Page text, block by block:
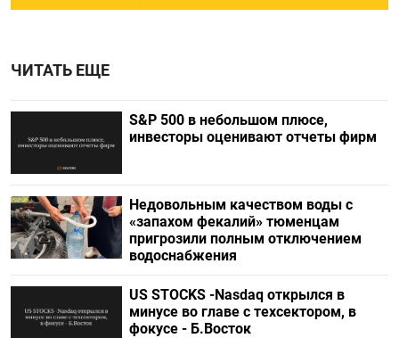
ЧИТАТЬ ЕЩЕ
S&P 500 в небольшом плюсе,
инвесторы оценивают отчеты фирм
Недовольным качеством воды с
«запахом фекалий» тюменцам
пригрозили полным отключением
водоснабжения
US STOCKS -Nasdaq открылся в
минусе во главе с техсектором, в
фокусе - Б.Восток